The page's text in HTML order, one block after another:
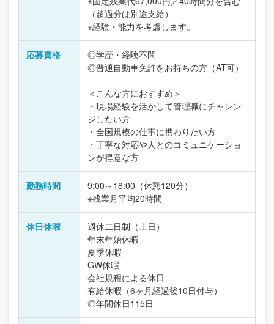
（超過分は別途支給）
※経験・能力を考慮します。
応募資格
◎学歴・経験不問
◎普通自動車免許をお持ちの方（AT可）
＜こんな方におすすめ＞
・現場経験を活かして管理職にチャレン
ジしたい方
・全国規模の仕事に携わりたい方
・丁寧な対応や人とのコミュニケーショ
ンが得意な方
勤務時間
9:00～18:00（休憩120分）
※残業月平均20時間
休日休暇
週休二日制（土日）
年末年始休暇
夏季休暇
GW休暇
会社規程による休日
有給休暇（6ヶ月経過後10日付与）
◎年間休日115日